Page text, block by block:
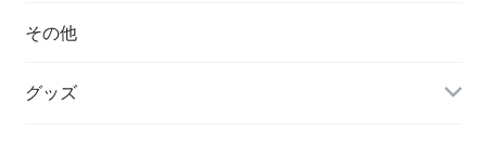
ハンガリー
その他
その他
グッズ